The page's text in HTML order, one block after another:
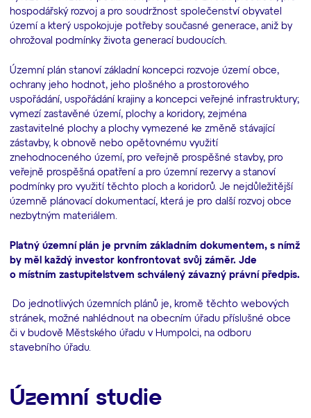
hospodářský rozvoj a pro soudržnost společenství obyvatel
území a který uspokojuje potřeby současné generace, aniž by
ohrožoval podmínky života generací budoucích.
Územní plán stanoví základní koncepci rozvoje území obce,
ochrany jeho hodnot, jeho plošného a prostorového
uspořádání, uspořádání krajiny a koncepci veřejné infrastruktury;
vymezí zastavěné území, plochy a koridory, zejména
zastavitelné plochy a plochy vymezené ke změně stávající
zástavby, k obnově nebo opětovnému využití
znehodnoceného území, pro veřejně prospěšné stavby, pro
veřejně prospěšná opatření a pro územní rezervy a stanoví
podmínky pro využití těchto ploch a koridorů. Je nejdůležitější
územně plánovací dokumentací, která je pro další rozvoj obce
nezbytným materiálem.
Platný územní plán je prvním základním dokumentem, s nímž
by měl každý investor konfrontovat svůj záměr. Jde
o místním zastupitelstvem schválený závazný právní předpis.
Do jednotlivých územních plánů je, kromě těchto webových
stránek, možné nahlédnout na obecním úřadu příslušné obce
či v budově Městského úřadu v Humpolci, na odboru
stavebního úřadu.
Územní studie